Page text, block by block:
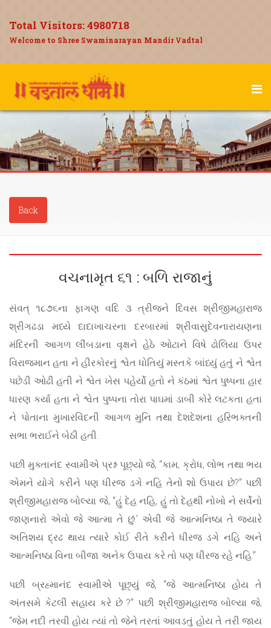
Total Visitors:4980718
Welcome to Shree Swaminarayan Mandir Vadtal
Back
વચનામૃત ૬૧ : બળિ રાજાનું
સંવત્ ૧૮૭૬ના ફાગણ વદિ ૩ ત્રીજને દિવસ શ્રીજીમહારાજ
શ્રીગઢડા મધ્યે દાદાખાચરના દરબારમાં શ્રીવાસુદેવનારાયણના
મંદિરની આગળ લીંબડાના વૃક્ષને હેઠે ઓટાને વિષે ઢોલિયા ઉપર
વિરાજમાન હતા ને હીરકોરનું શ્વેત ધોતિયું મસ્તકે બાંધ્યું હતું ને શ્વેત
પછેડી ઓઢી હતી ને શ્વેત ખેસ પહેર્યો હતો ને કંઠમાં શ્વેત પુષ્પના હાર
ધારણ કર્યા હતા ને શ્વેત પુષ્પના તોરા પાઘમાં ડાબી કોરે લટકતા હતા
ને પોતાના મુખારવિંદની આગળ મુનિ તથા દેશદેશના હરિભક્તની
સભા ભરાઈને બેઠી હતી.
પછી મુક્તાનંદ સ્વામીએ પ્રશ્ન પૂછ્યો જે, “કામ, ક્રોધ, લોભ તથા ભય
એમને યોગે કરીને પણ ધીરજ ડગે નહિ તેનો શો ઉપાય છે?” પછી
શ્રીજીમહારાજ બોલ્યા જે, “હું દેહ નહિ, હું તો દેહથી નોખો ને સર્વેનો
જાણનારો એવો જે આત્મા તે છું.’ એવી જે આત્મનિષ્ઠા તે જ્યારે
અતિશય દ્રઢ થાય ત્યારે કોઈ રીતે કરીને ધીરજ ડગે નહિ અને
આત્મનિષ્ઠા વિના બીજા અનેક ઉપાય કરે તો પણ ધીરજ રહે નહિ.”
પછી બ્રહ્માનંદ સ્વામીએ પૂછ્યું જે, “જે આત્મનિષ્ઠા હોય તે
અંતસમે કેટલી સહાય કરે છે ?” પછી શ્રીજીમહારાજ બોલ્યા જે,
“જેમ નદી તરવી હોય ત્યાં તો જેને તરતાં આવડતું હોય તે તરી જાય